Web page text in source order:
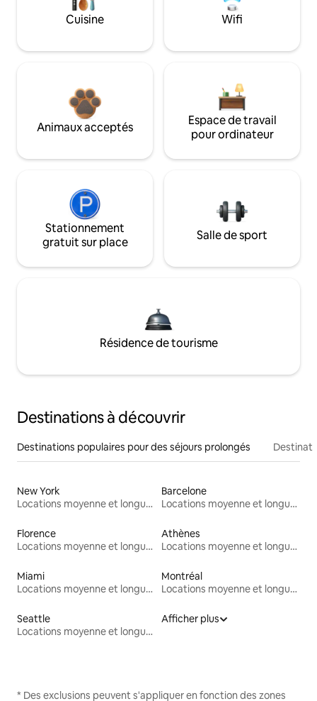
Cuisine Wifi
Animaux acceptés
Espace de travail
pour ordinateur
Stationnement
gratuit sur place
Salle de sport
Résidence de tourisme
Destinations à découvrir
Destinations populaires pour des séjours prolongés
New York
Locations moyenne et longue durée
Barcelone
Locations moyenne et longue durée
Florence
Locations moyenne et longue durée
Athènes
Locations moyenne et longue durée
Miami
Locations moyenne et longue durée
Montréal
Locations moyenne et longue durée
Seattle
Locations moyenne et longue durée
Afficher plus
* Des exclusions peuvent s'appliquer en fonction des zones